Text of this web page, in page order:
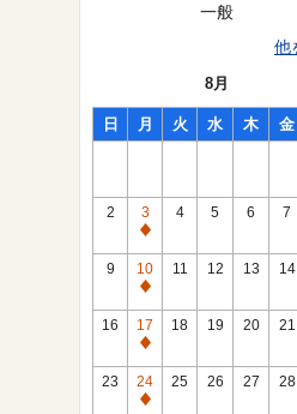
一般
他
8月
日 月 火 水 木 金
2
3
通
常
休
館
日
4 5 6 7
9
10
通
常
休
館
日
11 12 13 14
16
17
通
常
休
18 19 20 21
23
24
通
25 26 27 28